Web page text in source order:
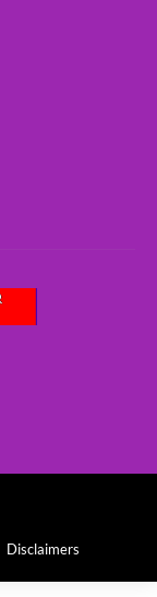
Disclaimers